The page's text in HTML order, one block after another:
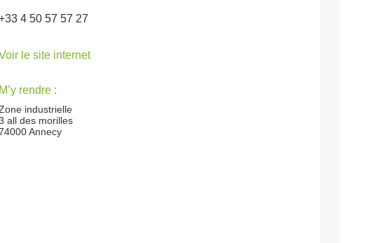
4 50 57 57 27
le site internet
M’y rendre :
industrielle
all des morilles
Annecy